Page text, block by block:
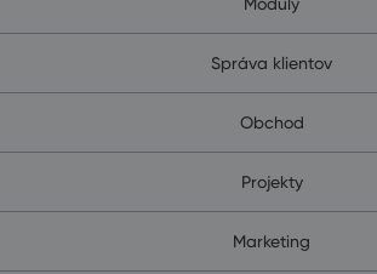
Správa klientov
Obchod
Projekty
Marketing